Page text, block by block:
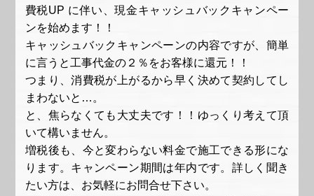
費税UP に伴い、現金キャッシュバックキャンペー
ンを始めます！！
キャッシュバックキャンペーンの内容ですが、簡単
に言うと工事代金の２％をお客様に還元！！
つまり、消費税が上がるから早く決めて契約してし
まわないと…。
と、焦らなくても大丈夫です！！ゆっくり考えて頂
いて構いません。
増税後も、今と変わらない料金で施工できる形にな
ります。キャンペーン期間は年内です。詳しく聞き
たい方は、お気軽にお問合せ下さい。